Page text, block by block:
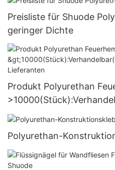
Preisliste für Shuode
geringer Dichte
Produkt Polyurethan
StückUS.7 Lieferanten
Polyurethan-